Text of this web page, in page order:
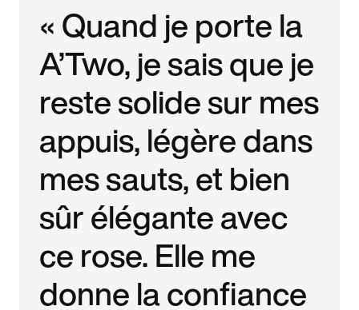
« Quand je porte la
A’Two, je sais que je
reste solide sur mes
appuis, légère dans
mes sauts, et bien
sûr élégante avec
ce rose. Elle me
donne la confiance